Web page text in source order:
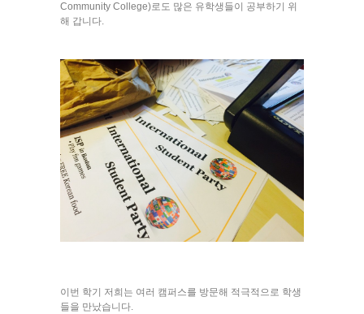
Community College)로도 많은 유학생들이 공부하기 위
해 갑니다.
이번 학기 저희는 여러 캠퍼스를 방문해 적극적으로 학생
들을 만났습니다.